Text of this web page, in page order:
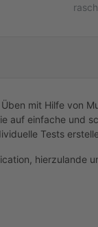
mit Hilfe von
auf einfache und
Tests
hierzulande